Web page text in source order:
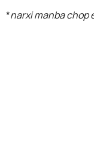
*narxi manba chop